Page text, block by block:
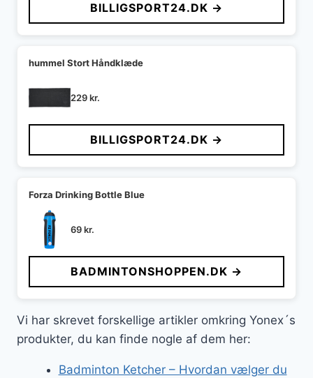
BILLIGSPORT24.DK →
hummel Stort Håndklæde
229kr.
BILLIGSPORT24.DK →
Forza Drinking Bottle Blue
69kr.
BADMINTONSHOPPEN.DK →
Vi har skrevet forskellige artikler omkring Yonex´s
produkter, du kan finde nogle af dem her:
Badminton Ketcher – Hvordan vælger du